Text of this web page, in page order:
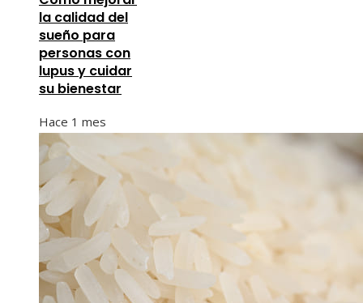
la calidad del
sueño para
personas con
lupus y cuidar
su bienestar
Hace 1 mes